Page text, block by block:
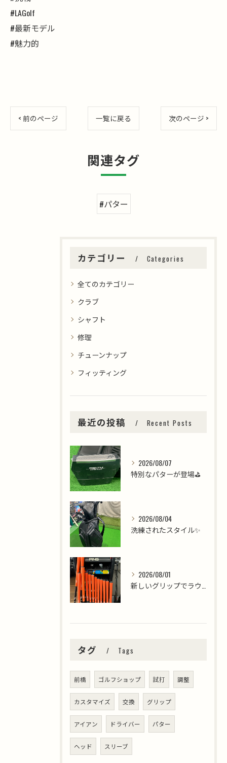
#LAGolf
#最新モデル
#魅力的
< 前のページ 一覧に戻る 次のページ >
関連タグ
#パター
カテゴリー Categories
全てのカテゴリー
クラブ
シャフト
修理
チューンナップ
フィッティング
最近の投稿 Recent Posts
2026/08/07
特別なパターが登場⛳️
2026/08/04
洗練されたスタイル✨
2026/08/01
タグ Tags
前橋 ゴルフショップ 試打 調整
カスタマイズ 交換 グリップ
アイアン ドライバー パター
ヘッド スリーブ